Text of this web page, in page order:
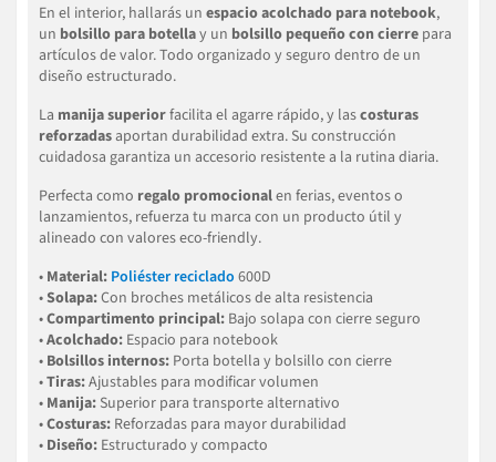
En el interior, hallarás un espacio acolchado para notebook,
un bolsillo para botellay un bolsillo pequeño con cierre para
artículos de valor. Todo organizado y seguro dentro de un
diseño estructurado.
La manija superiorfacilita el agarre rápido, y lascosturas
reforzadasaportan durabilidad extra. Su construcción
cuidadosa garantiza un accesorio resistente a la rutina diaria.
Perfecta como regalo promocionalen ferias, eventos o
lanzamientos, refuerza tu marca con un producto útil y
alineado con valores eco-friendly.
• Material: Poliéster reciclado 600D
•Solapa:Con broches metálicos de alta resistencia
•Compartimento principal: Bajo solapa con cierre seguro
•Acolchado: Espacio para notebook
• Bolsillos internos: Porta botella y bolsillo con cierre
•Tiras:Ajustables para modificar volumen
• Manija: Superior para transporte alternativo
•Costuras: Reforzadas para mayor durabilidad
• Diseño: Estructurado y compacto